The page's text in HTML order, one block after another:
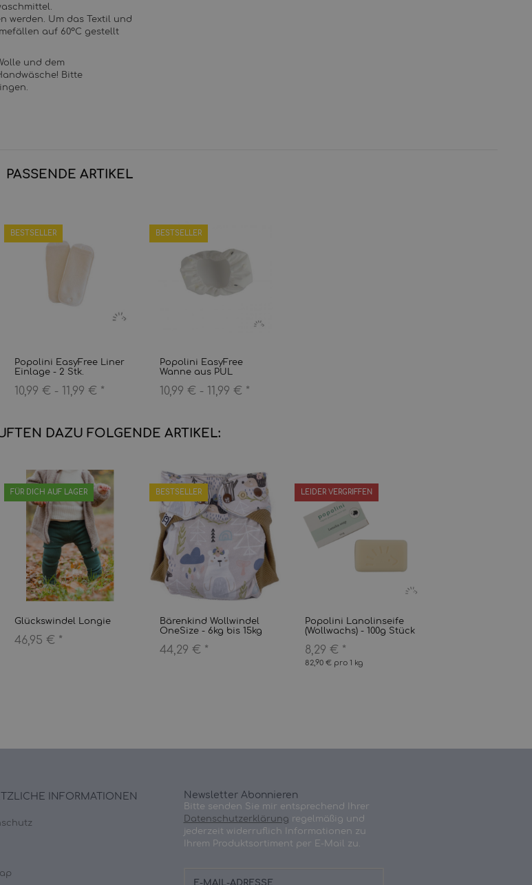
werden. Um das Textil und
auf 60°C gestellt
und dem
Bitte
PASSENDE ARTIKEL
BESTSELLER
Popolini EasyFree Liner
Einlage - 2 Stk.
10,99 € - 11,99 € *
BESTSELLER
Popolini EasyFree
Wanne aus PUL
10,99 € - 11,99 € *
DAZU FOLGENDE ARTIKEL:
FÜR DICH AUF LAGER
Glückswindel Longie
46,95 € *
BESTSELLER
Bärenkind Wollwindel
OneSize - 6kg bis 15kg
44,29 € *
LEIDER VERGRIFFEN
Popolini Lanolinseife
(Wollwachs) - 100g Stück
8,29 € *
82,90 € pro 1 kg
INFORMATIONEN Newsletter Abonnieren
Bitte senden Sie mir entsprechend Ihrer
Datenschutzerklärung regelmäßig und
jederzeit widerruflich Informationen zu
Ihrem Produktsortiment per E-Mail zu.
Mail-